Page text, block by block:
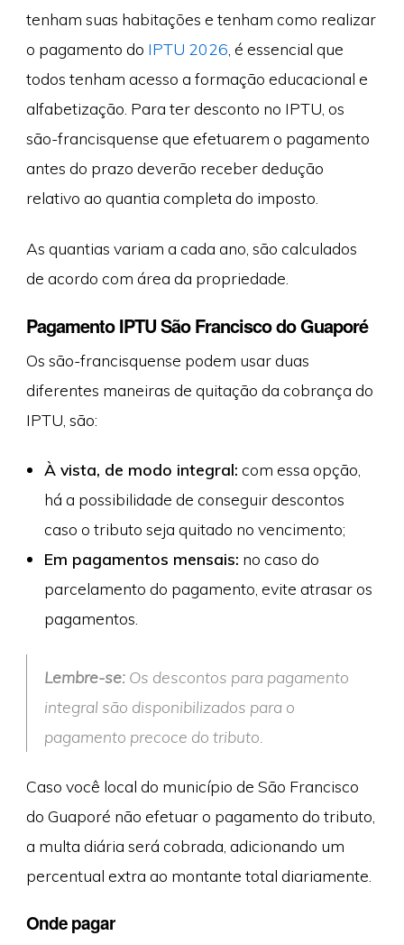
tenham suas habitações e tenham como realizar
o pagamento do IPTU 2026 , é essencial que
todos tenham acesso a formação educacional e
alfabetização. Para ter desconto no IPTU, os
são-francisquense que efetuarem o pagamento
antes do prazo deverão receber dedução
relativo ao quantia completa do imposto.
As quantias variam a cada ano, são calculados
de acordo com área da propriedade.
Pagamento IPTU São Francisco do Guaporé
Os são-francisquense podem usar duas
diferentes maneiras de quitação da cobrança do
IPTU, são:
À vista, de modo integral: com essa opção,
há a possibilidade de conseguir descontos
caso o tributo seja quitado no vencimento;
Em pagamentos mensais: no caso do
parcelamento do pagamento, evite atrasar os
pagamentos.
Lembre-se:Os descontos para pagamento
integral são disponibilizados para o
pagamento precoce do tributo.
Caso você local do município de São Francisco
do Guaporé não efetuar o pagamento do tributo,
a multa diária será cobrada, adicionando um
percentual extra ao montante total diariamente.
Onde pagar